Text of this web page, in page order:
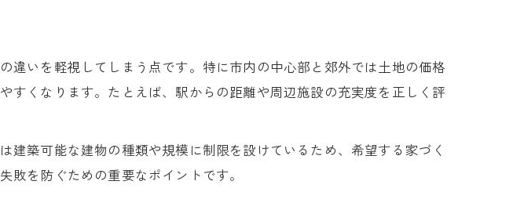
いを軽視してしまう点です。特に市内の中心部と郊外では土地の価格
くなります。たとえば、駅からの距離や周辺施設の充実度を正しく評
築可能な建物の種類や規模に制限を設けているため、希望する家づく
を防ぐための重要なポイントです。